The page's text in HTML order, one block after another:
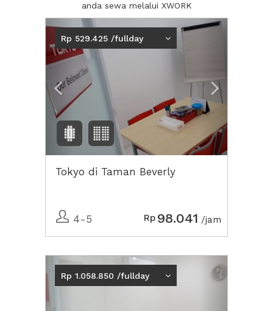
anda sewa melalui XWORK
Previous Next2
Rp 529.425 /fullday
Tokyo di Taman Beverly
4-5 Rp 98.041 /jam
Previous Next2
Rp 1.058.850 /fullday